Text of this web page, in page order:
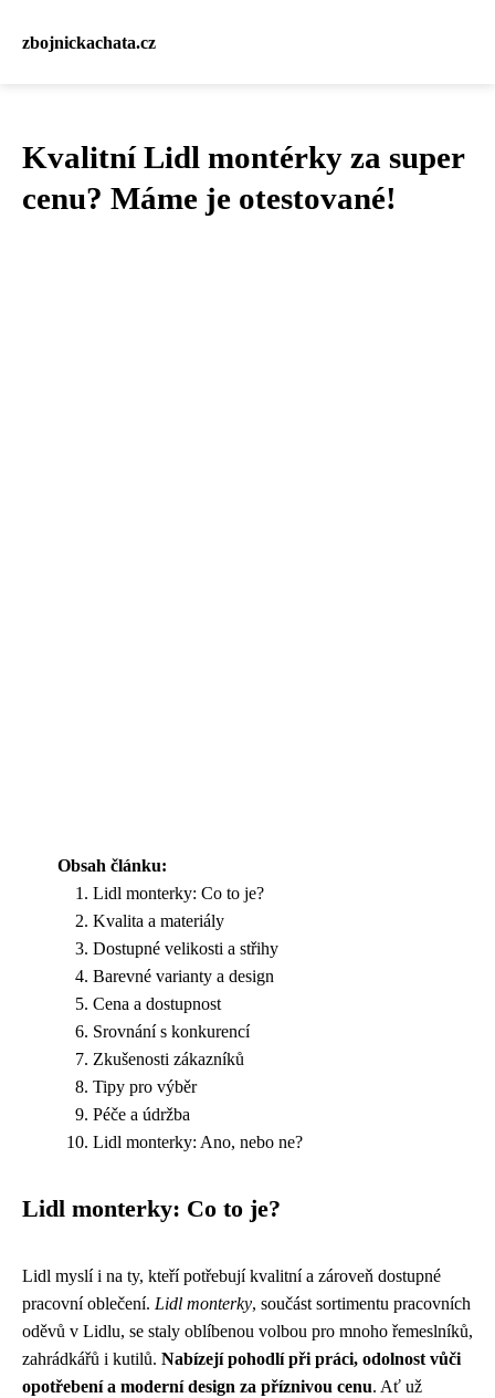
zbojnickachata.cz
Kvalitní Lidl montérky za super
cenu? Máme je otestované!
Obsah článku:
Lidl monterky: Co to je?
Kvalita a materiály
Dostupné velikosti a střihy
Barevné varianty a design
Cena a dostupnost
Srovnání s konkurencí
Zkušenosti zákazníků
Tipy pro výběr
Péče a údržba
Lidl monterky: Ano, nebo ne?
Lidl monterky: Co to je?
Lidl myslí i na ty, kteří potřebují kvalitní a zároveň dostupné
pracovní oblečení. Lidl monterky, součást sortimentu pracovních
oděvů v Lidlu, se staly oblíbenou volbou pro mnoho řemeslníků,
zahrádkářů i kutilů. Nabízejí pohodlí při práci, odolnost vůči
opotřebení a moderní design za příznivou cenu. Ať už